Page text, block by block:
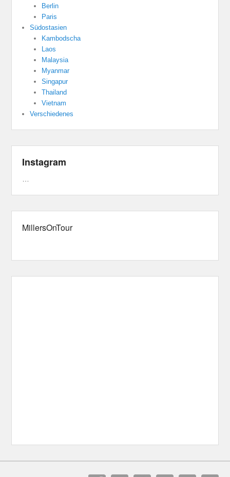
Berlin
Paris
Südostasien
Kambodscha
Laos
Malaysia
Myanmar
Singapur
Thailand
Vietnam
Verschiedenes
Instagram
MillersOnTour